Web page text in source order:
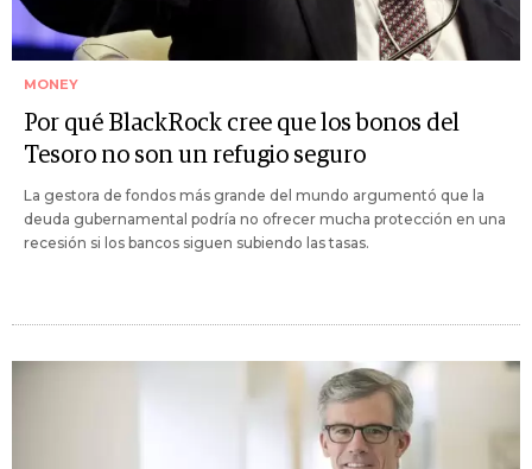
MONEY
Por qué BlackRock cree que los bonos del
Tesoro no son un refugio seguro
La gestora de fondos más grande del mundo argumentó que la
deuda gubernamental podría no ofrecer mucha protección en una
recesión si los bancos siguen subiendo las tasas.